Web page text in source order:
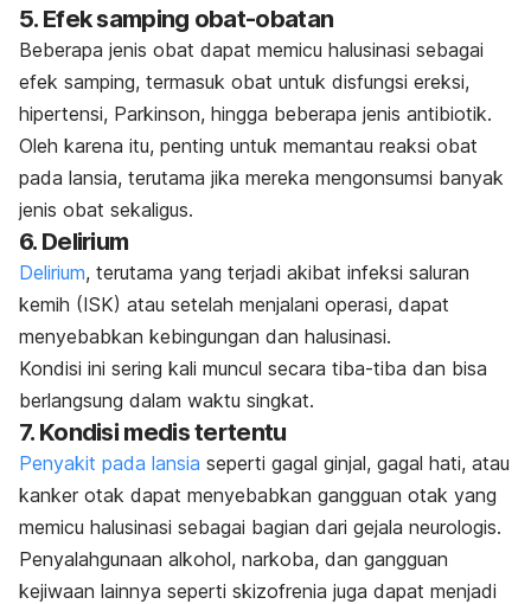
5. Efek samping obat-obatan
Beberapa jenis obat dapat memicu halusinasi sebagai
efek samping, termasuk obat untuk disfungsi ereksi,
hipertensi, Parkinson, hingga beberapa jenis antibiotik.
Oleh karena itu, penting untuk memantau reaksi obat
pada lansia, terutama jika mereka mengonsumsi banyak
jenis obat sekaligus.
6. Delirium
Delirium, terutama yang terjadi akibat infeksi saluran
kemih (ISK) atau setelah menjalani operasi, dapat
menyebabkan kebingungan dan halusinasi.
Kondisi ini sering kali muncul secara tiba-tiba dan bisa
berlangsung dalam waktu singkat.
7. Kondisi medis tertentu
Penyakit pada lansia seperti gagal ginjal, gagal hati, atau
kanker otak dapat menyebabkan gangguan otak yang
memicu halusinasi sebagai bagian dari gejala neurologis.
Penyalahgunaan alkohol, narkoba, dan gangguan
kejiwaan lainnya seperti skizofrenia juga dapat menjadi